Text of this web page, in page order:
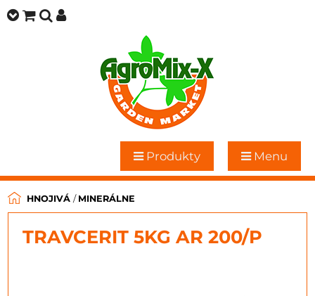
Produkty Menu
HNOJIVÁ / MINERÁLNE
TRAVCERIT 5KG AR 200/P